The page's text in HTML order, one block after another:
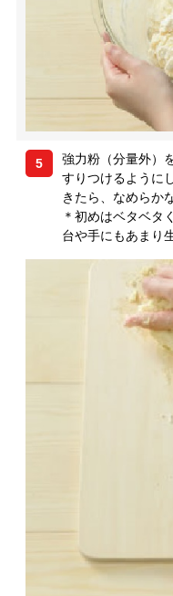
5 強力粉（分量外）
すりつけるように
きたら、なめらか
＊初めはベタベタ
台や手にもあまり